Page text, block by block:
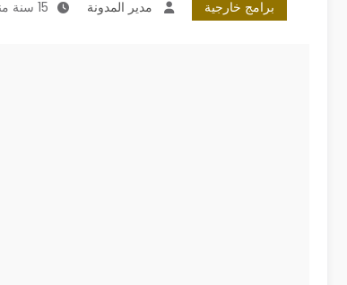
برامج خارجية مدير المدونة 15 سنة منذ النشر